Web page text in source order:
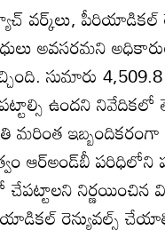
వర్క్‌లు, పీరియాడికల్‌
అవసరమని
సుమారు
ఉందని
మరింత
ఆర్‌అండ్‌బీ పరిధిలోని
నిర్ణయించిన
రెన్యువల్స్‌